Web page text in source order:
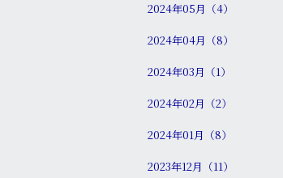
2024年05月（4）
2024年04月（8）
2024年03月（1）
2024年02月（2）
2024年01月（8）
2023年12月（11）